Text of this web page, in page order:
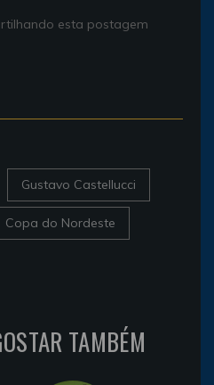
esta postagem
Gustavo Castellucci
Copa do Nordeste
TAMBÉM